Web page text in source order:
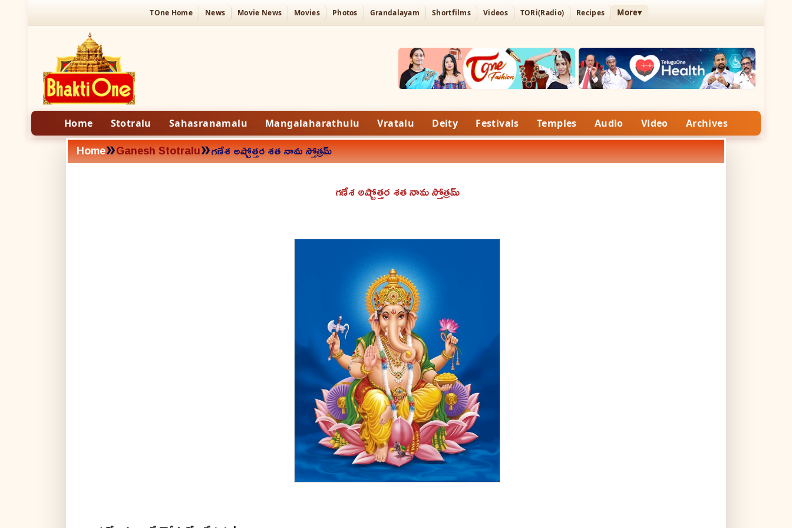
TOne Home News Movie News Movies Photos Grandalayam Shortfilms Videos TORi(Radio) Recipes More▾
Home Stotralu Sahasranamalu Mangalaharathulu Vratalu Deity Festivals Temples Audio Video Archives
Home»Ganesh Stotralu»గణేశ అష్టోత్తర శత నామ స్తోత్రమ్
గణేశ అష్టోత్తర శత నామ స్తోత్రమ్